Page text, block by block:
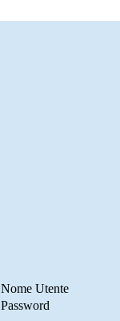
Nome Utente
Password